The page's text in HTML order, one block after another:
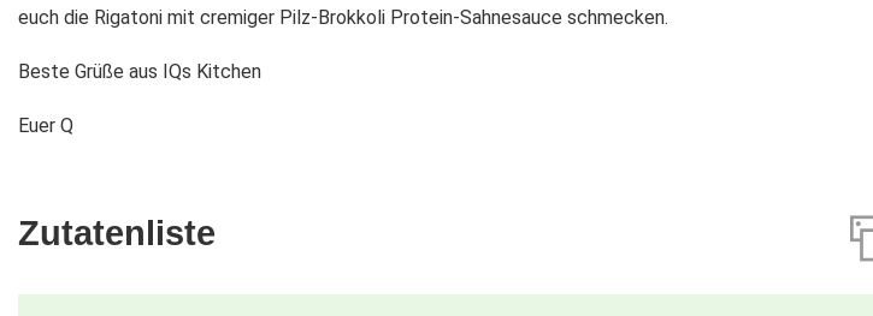
euch die Rigatoni mit cremiger Pilz-Brokkoli Protein-Sahnesauce schmecken.
Beste Grüße aus IQs Kitchen
Euer Q
Zutatenliste